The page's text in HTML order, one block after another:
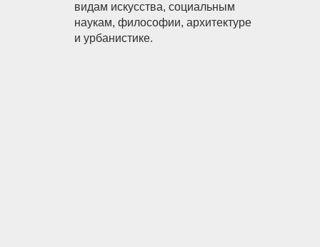
видам искусства, социальным
наукам, философии, архитектуре
и урбанистике.